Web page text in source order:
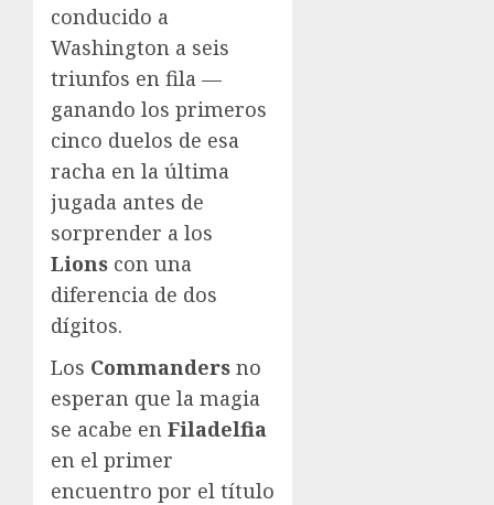
conducido a
Washington a seis
triunfos en fila —
ganando los primeros
cinco duelos de esa
racha en la última
jugada antes de
sorprender a los
Lions con una
diferencia de dos
dígitos.
Los Commanders no
esperan que la magia
se acabe en Filadelfia
en el primer
encuentro por el título